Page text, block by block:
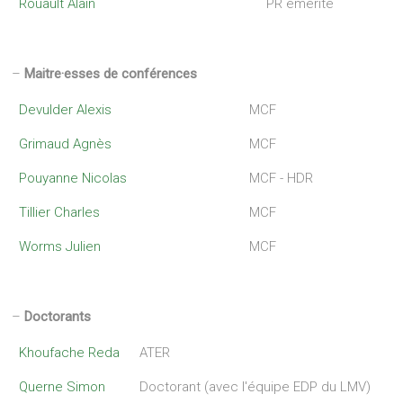
Rouault Alain PR émérite
– Maitre·esses de conférences
Devulder Alexis MCF
Grimaud Agnès MCF
Pouyanne Nicolas MCF - HDR
Tillier Charles MCF
Worms Julien MCF
– Doctorants
Khoufache Reda ATER
Querne Simon Doctorant (avec l'équipe EDP du LMV)